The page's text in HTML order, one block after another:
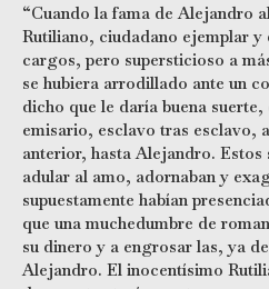
“Cuando la fama de Alejandro
Rutiliano, ciudadano ejemplar
cargos, pero supersticioso a
se hubiera arrodillado ante un
dicho que le daría buena
emisario, esclavo tras esclavo,
anterior, hasta Alejandro.
adular al amo, adornaban y
supuestamente habían
que una muchedumbre de
su dinero y a engrosar las, ya
Alejandro. El inocentísimo